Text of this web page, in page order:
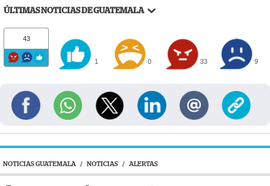
ÚLTIMAS NOTICIAS DE GUATEMALA
43
1 0 33 9
NOTICIAS GUATEMALA / NOTICIAS / ALERTAS